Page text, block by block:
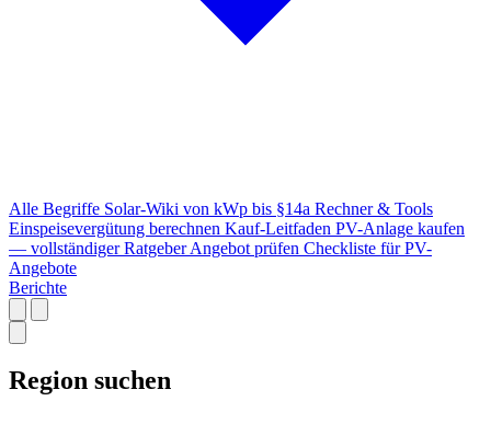
Alle Begriffe Solar-Wiki von kWp bis §14a Rechner & Tools
Einspeisevergütung berechnen Kauf-Leitfaden PV-Anlage kaufen
— vollständiger Ratgeber Angebot prüfen Checkliste für PV-
Angebote
Berichte
Region suchen